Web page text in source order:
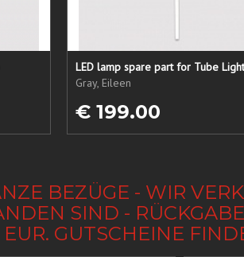
LED lamp spare part for Tube Light
Gray, Eileen
€ 199.00
BEZÜGE - WIR
SIND -
GUTSCHEINE